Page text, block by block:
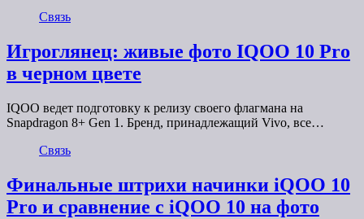
Связь
Игроглянец: живые фото IQOO 10 Pro
в черном цвете
IQOO ведет подготовку к релизу своего флагмана на
Snapdragon 8+ Gen 1. Бренд, принадлежащий Vivo, все…
Связь
Финальные штрихи начинки iQOO 10
Pro и сравнение с iQOO 10 на фото